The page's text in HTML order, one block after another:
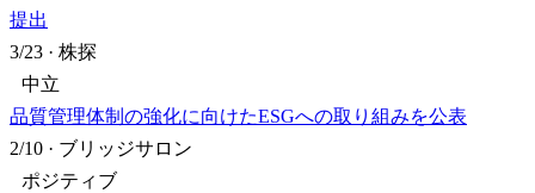
提出
3/23 · 株探
中立
品質管理体制の強化に向けたESGへの取り組みを公表
2/10 · ブリッジサロン
ポジティブ